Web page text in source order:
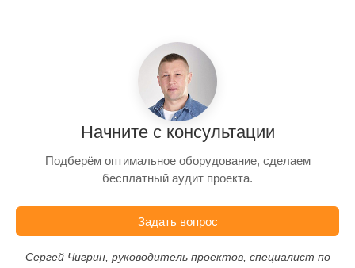
Начните с консультации
Подберём оптимальное оборудование, сделаем
бесплатный аудит проекта.
Задать вопрос
Сергей Чигрин, руководитель проектов, специалист по